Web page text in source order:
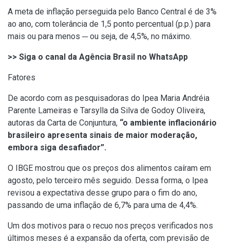
A meta de inflação perseguida pelo Banco Central é de 3%
ao ano, com tolerância de 1,5 ponto percentual (p.p.) para
mais ou para menos ─ ou seja, de 4,5%, no máximo.
>> Siga o canal da Agência Brasil no WhatsApp
Fatores
De acordo com as pesquisadoras do Ipea Maria Andréia
Parente Lameiras e Tarsylla da Silva de Godoy Oliveira,
autoras da Carta de Conjuntura, “o ambiente inflacionário
brasileiro apresenta sinais de maior moderação,
embora siga desafiador”.
O IBGE mostrou que os preços dos alimentos caíram em
agosto, pelo terceiro mês seguido. Dessa forma, o Ipea
revisou a expectativa desse grupo para o fim do ano,
passando de uma inflação de 6,7% para uma de 4,4%.
Um dos motivos para o recuo nos preços verificados nos
últimos meses é a expansão da oferta, com previsão de